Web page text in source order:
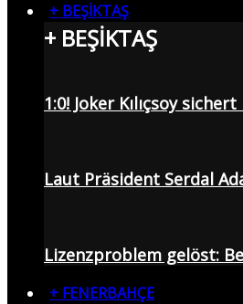
+ BEŞİKTAŞ
+ BEŞİKTAŞ
1:0! Joker Kılıçsoy
Laut Präsident Serdal
Lizenzproblem gelöst:
+ FENERBAHÇE